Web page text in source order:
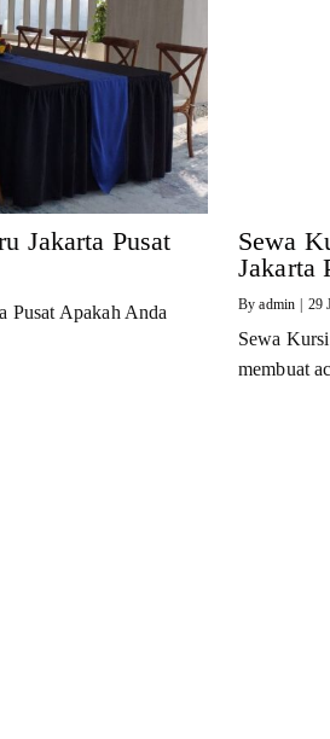
Jakarta Pusat
Pusat Apakah Anda
Sewa
Jakarta
Byadmin 29
Sewa
membuat